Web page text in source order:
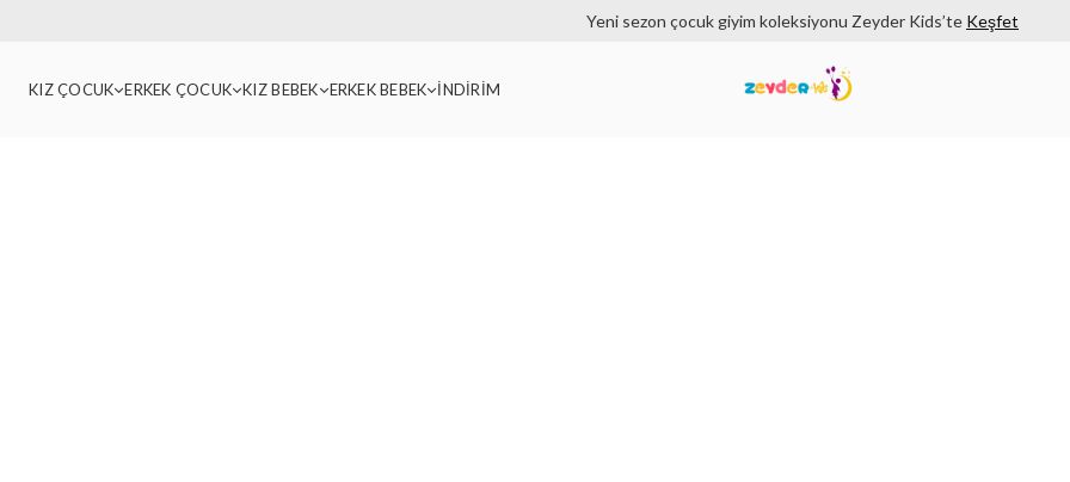
Yeni sezon çocuk giyim koleksiyonu Zeyder Kids’te Keşfet
KIZ ÇOCUK ERKEK ÇOCUK KIZ BEBEK ERKEK BEBEK İNDİRİM